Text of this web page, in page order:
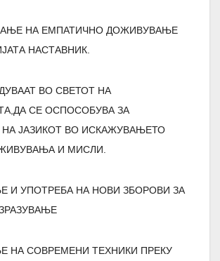
НА ЕМПАТИЧНО ДОЖИВУВАЊЕ
НАСТАВНИК.
ВО СВЕТОТ НА
СЕ ОСПОСОБУВА ЗА
ЈАЗИКОТ ВО ИСКАЖУВАЊЕТО
И МИСЛИ.
И УПОТРЕБА НА НОВИ ЗБОРОВИ ЗА
НА СОВРЕМЕНИ ТЕХНИКИ ПРЕКУ